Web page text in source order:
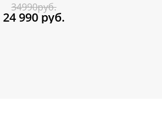
34990руб.
24 990 руб.